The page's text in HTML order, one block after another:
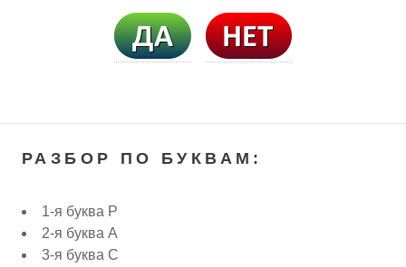
РАЗБОР ПО БУКВАМ:
1-я буква Р
2-я буква А
3-я буква С